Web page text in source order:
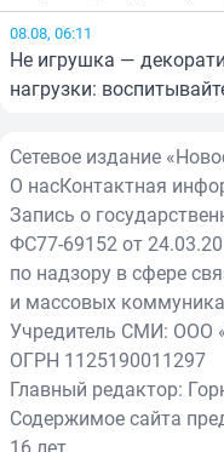
08.08, 06:11
Не игрушка —
нагрузки:
Сетевое издание
О насКонтактная
Запись о
ФС77-69152 от
по надзору в сфере
и массовых
Учредитель СМИ: ООО
ОГРН 1125190011297
Главный редактор:
Содержимое сайта